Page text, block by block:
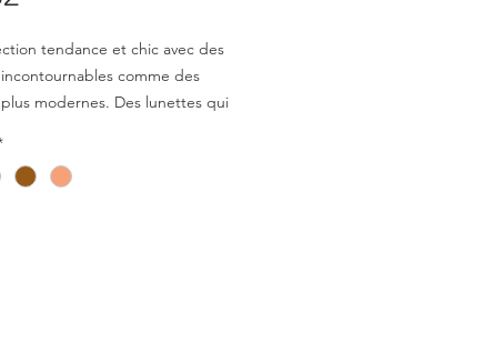
tendance et chic avec des
comme des
modernes. Des lunettes qui
à porter. Une collection variée
et les femmes.